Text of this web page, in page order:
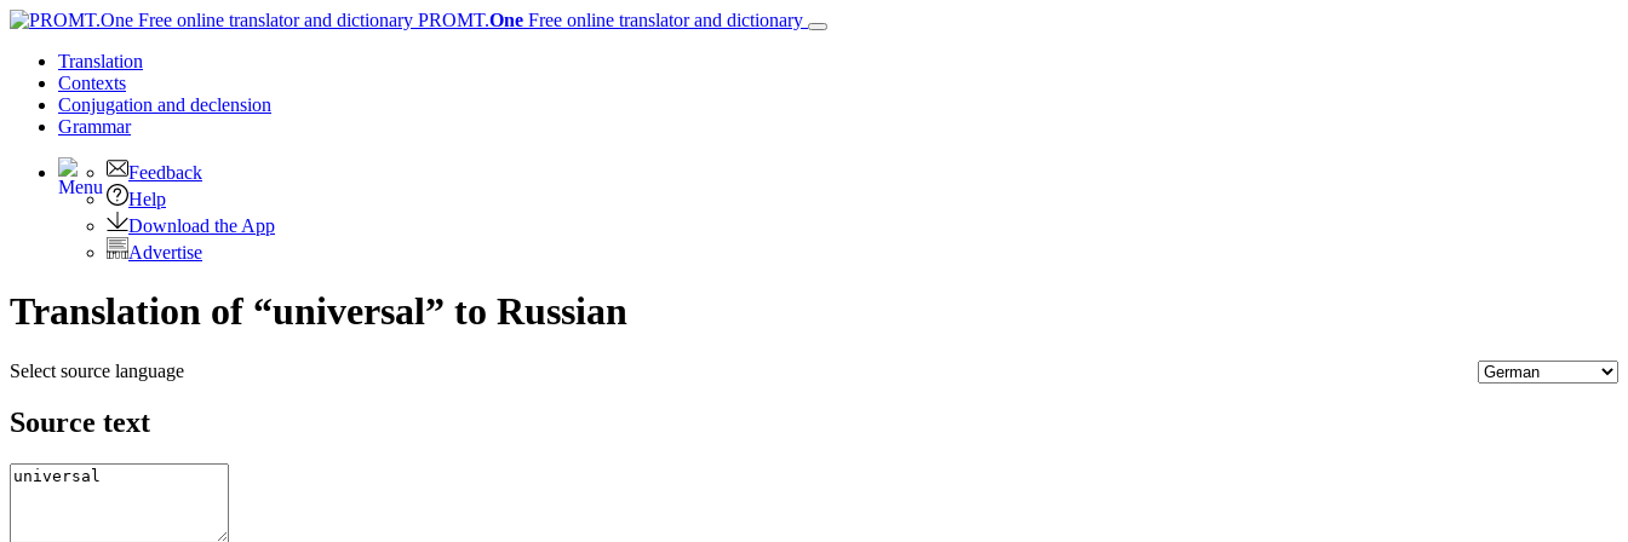
PROMT.One Free online translator and dictionary
Translation
Contexts
Conjugation and declension
Grammar
Feedback
Help
Download the App
Advertise
Translation of “universal” to Russian
Select source language
Source text